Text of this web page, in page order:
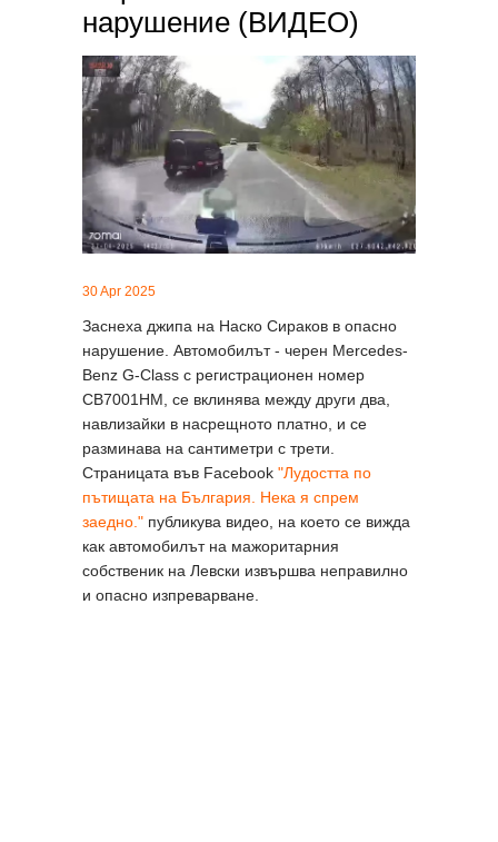
нарушение (ВИДЕО)
30 Apr 2025
Заснеха джипа на Наско Сираков в опасно
нарушение. Автомобилът - черен Mercedes-
Benz G-Class с регистрационен номер
СВ7001НМ, се вклинява между други два,
навлизайки в насрещното платно, и се
разминава на сантиметри с трети.
Страницата във Facebook "Лудостта по
пътищата на България. Нека я спрем
заедно." публикува видео, на което се вижда
как автомобилът на мажоритарния
собственик на Левски извършва неправилно
и опасно изпреварване.